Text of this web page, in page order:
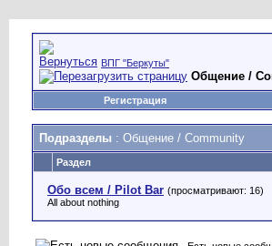
ВПГ "Беркуты"
Общение /
Регистрация
Подразделы : Общение / Community
Раздел
Обо всем / Pilot Bar (просматривают: 16)
All about nothing